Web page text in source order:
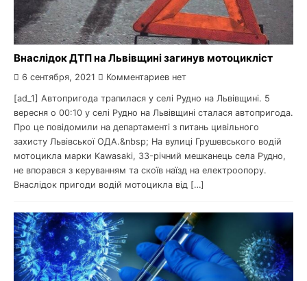
Внаслідок ДТП на Львівщині загинув мотоцикліст
6 сентября, 2021 Комментариев нет
[ad_1] Автопригода трапилася у селі Рудно на Львівщині. 5
вересня о 00:10 у селі Рудно на Львівщині сталася автопригода.
Про це повідомили на департаменті з питань цивільного
захисту Львівської ОДА.&nbsp; На вулиці Грушевського водій
мотоцикла марки Kawasaki, 33-річний мешканець села Рудно,
не впорався з керуванням та скоїв наїзд на електроопору.
Внаслідок пригоди водій мотоцикла від […]